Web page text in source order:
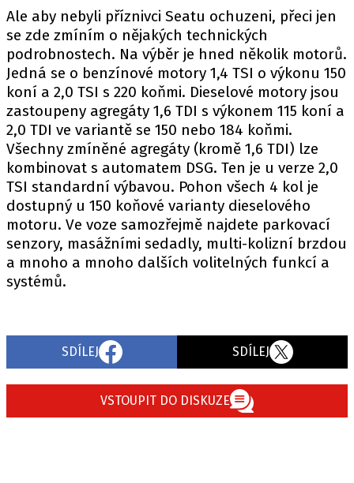
FIA CEZ & POHÁRY
MEZINÁRODNÍ SCÉNA
SLEDUJTE NÁS NA |
Máte příběh, fotku nebo video?
Pošlete e-mail na autoroad.cz
ETICKÝ KODEX
KONTAKT
VYDAVATEL
Provozovatelem serveru autoroad.cz je
INCORP MEDIA GROUP s.r.o., IČ: 118 23 054
Ale aby nebyli příznivci Seatu ochuzeni, přeci jen
se zde zmíním o nějakých technických
podrobnostech. Na výběr je hned několik motorů.
Jedná se o benzínové motory 1,4 TSI o výkonu 150
koní a 2,0 TSI s 220 koňmi. Dieselové motory jsou
zastoupeny agregáty 1,6 TDI s výkonem 115 koní a
2,0 TDI ve variantě se 150 nebo 184 koňmi.
Všechny zmíněné agregáty (kromě 1,6 TDI) lze
kombinovat s automatem DSG. Ten je u verze 2,0
TSI standardní výbavou. Pohon všech 4 kol je
dostupný u 150 koňové varianty dieselového
motoru. Ve voze samozřejmě najdete parkovací
senzory, masážními sedadly, multi-kolizní brzdou
a mnoho a mnoho dalších volitelných funkcí a
systémů.
SDÍLEJ SDÍLEJ
VSTOUPIT DO DISKUZE